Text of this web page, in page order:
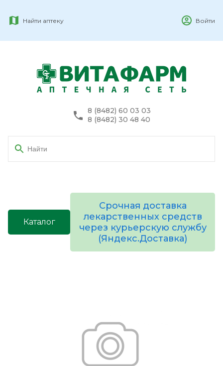
Найти аптеку Войти
8 (8482) 60 03 03
8 (8482) 30 48 40
Каталог
Срочная доставка
лекарственных средств
через курьерскую службу
(Яндекс.Доставка)